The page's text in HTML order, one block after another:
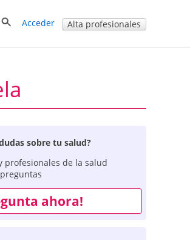
Acceder Alta profesionales
sobre tu salud?
profesionales de la salud
ahora!